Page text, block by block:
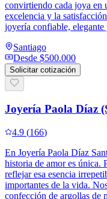
convirtiendo cada joya en
excelencia y la
joyería confiable, elegante
Santiago
Desde $500.000
Solicitar cotización
Joyería Paola Díaz
4.9 (166)
En Joyería Paola Díaz
historia de amor es única.
reflejar esa esencia
importantes de la vida.
confección de argollas de